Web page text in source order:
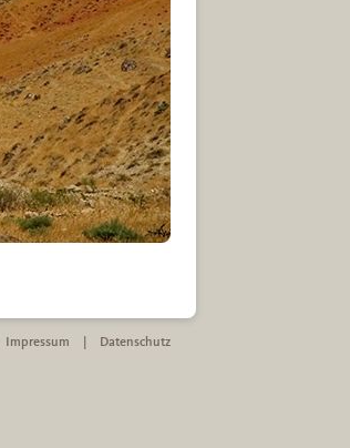
Impressum Datenschutz